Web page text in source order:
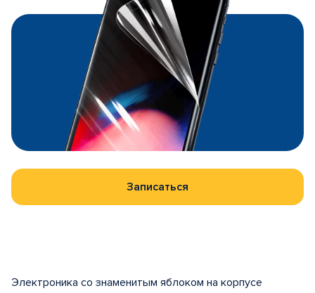
Записаться
Электроника со знаменитым яблоком на корпусе